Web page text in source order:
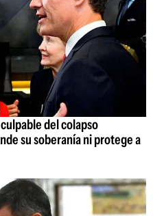
culpable del colapso
su soberanía ni protege a